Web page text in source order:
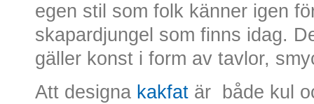
egen stil som folk känner igen
skapardjungel som finns idag.
gäller konst i form av tavlor,
Att designa kakfat är både kul